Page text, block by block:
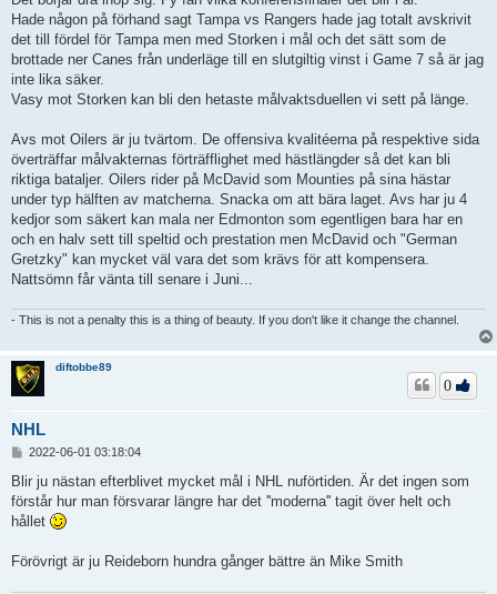
g
g
Hade någon på förhand sagt Tampa vs Rangers hade jag totalt avskrivit
det till fördel för Tampa men med Storken i mål och det sätt som de
brottade ner Canes från underläge till en slutgiltig vinst i Game 7 så är jag
inte lika säker.
Vasy mot Storken kan bli den hetaste målvaktsduellen vi sett på länge.
Avs mot Oilers är ju tvärtom. De offensiva kvalitéerna på respektive sida
överträffar målvakternas förträfflighet med hästlängder så det kan bli
riktiga bataljer. Oilers rider på McDavid som Mounties på sina hästar
under typ hälften av matcherna. Snacka om att bära laget. Avs har ju 4
kedjor som säkert kan mala ner Edmonton som egentligen bara har en
och en halv sett till speltid och prestation men McDavid och "German
Gretzky" kan mycket väl vara det som krävs för att kompensera.
Nattsömn får vänta till senare i Juni...
- This is not a penalty this is a thing of beauty. If you don't like it change the channel.
diftobbe89
NHL
0
l
g
g
2022-06-01 03:18:04
Blir ju nästan efterblivet mycket mål i NHL nuförtiden. Är det ingen som
förstår hur man försvarar längre har det ''moderna'' tagit över helt och
hållet
Förövrigt är ju Reideborn hundra gånger bättre än Mike Smith